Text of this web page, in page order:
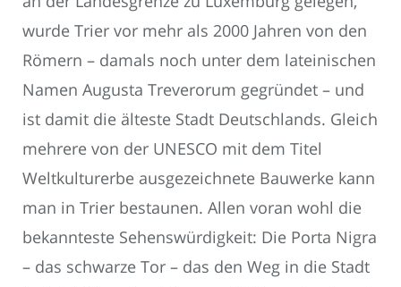
wurde Trier vor mehr als 2000 Jahren von den
Römern – damals noch unter dem lateinischen
Namen Augusta Treverorum gegründet – und
ist damit die älteste Stadt Deutschlands. Gleich
mehrere von der UNESCO mit dem Titel
Weltkulturerbe ausgezeichnete Bauwerke kann
man in Trier bestaunen. Allen voran wohl die
bekannteste Sehenswürdigkeit: Die Porta Nigra
– das schwarze Tor – das den Weg in die Stadt